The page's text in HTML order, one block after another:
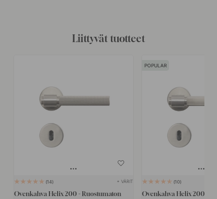
Liittyvät tuotteet
14 + VÄRIT
Ovenkahva Helix 200 - Ruostumaton
POPULAR
10
Ovenkahva Helix 200